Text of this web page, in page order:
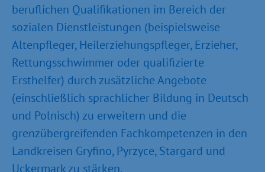
beruflichen Qualifikationen im Bereich der
sozialen Dienstleistungen (beispielsweise
Altenpfleger, Heilerziehungspfleger, Erzieher,
Rettungsschwimmer oder qualifizierte
Ersthelfer) durch zusätzliche Angebote
(einschließlich sprachlicher Bildung in Deutsch
und Polnisch) zu erweitern und die
grenzübergreifenden Fachkompetenzen in den
Landkreisen Gryfino, Pyrzyce, Stargard und
Uckermark zu stärken.